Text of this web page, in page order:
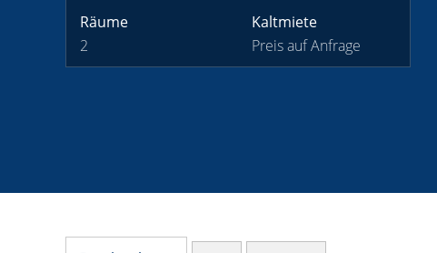
Räume
2
Kaltmiete
Preis auf Anfrage